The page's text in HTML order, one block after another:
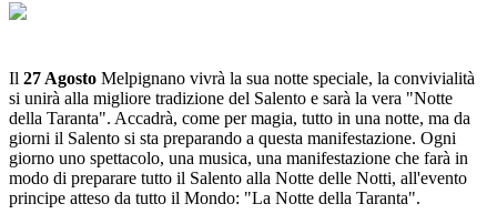
Il 27 Agosto Melpignano vivrà la sua notte speciale, la convivialità
si unirà alla migliore tradizione del Salento e sarà la vera "Notte
della Taranta". Accadrà, come per magia, tutto in una notte, ma da
giorni il Salento si sta preparando a questa manifestazione. Ogni
giorno uno spettacolo, una musica, una manifestazione che farà in
modo di preparare tutto il Salento alla Notte delle Notti, all'evento
principe atteso da tutto il Mondo: "La Notte della Taranta".